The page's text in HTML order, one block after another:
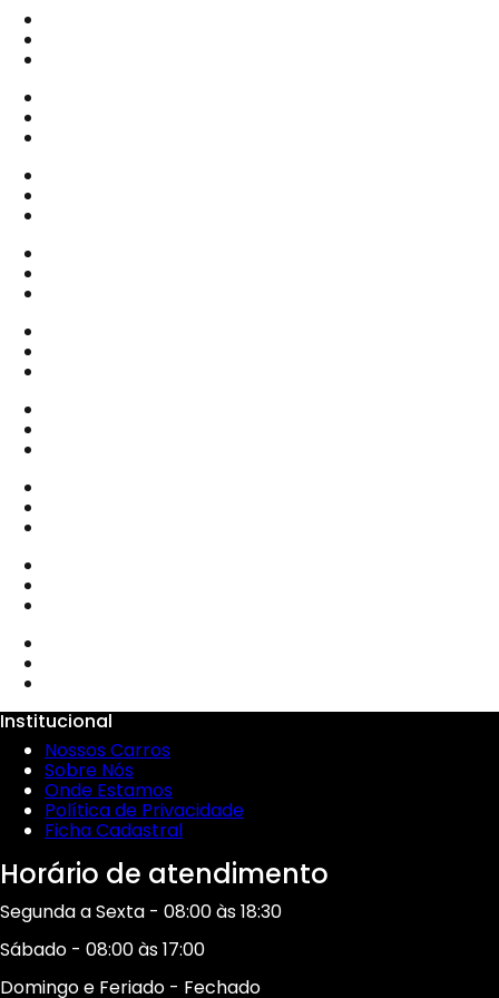
Institucional
Nossos Carros
Sobre Nós
Onde Estamos
Política de Privacidade
Ficha Cadastral
Horário de atendimento
Segunda a Sexta - 08:00 às 18:30
Sábado - 08:00 às 17:00
Domingo e Feriado - Fechado